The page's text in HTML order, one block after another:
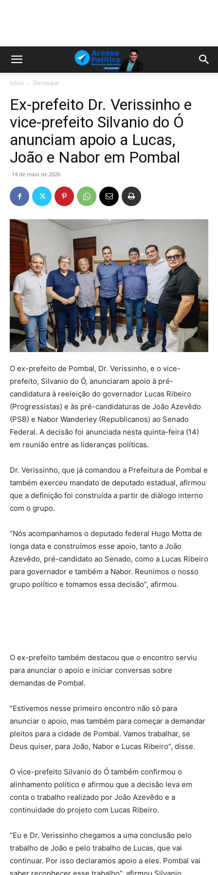
Início Destaque
Ex-prefeito Dr. Verissinho e
vice-prefeito Silvanio do Ó
anunciam apoio a Lucas,
João e Nabor em Pombal
14 de maio de 2026
O ex-prefeito de Pombal, Dr. Verissinho, e o vice-
prefeito, Silvanio do Ó, anunciaram apoio à pré-
candidatura à reeleição do governador Lucas Ribeiro
(Progressistas) e às pré-candidaturas de João Azevêdo
(PSB) e Nabor Wanderley (Republicanos) ao Senado
Federal. A decisão foi anunciada nesta quinta-feira (14)
em reunião entre as lideranças políticas.
Dr. Verissinho, que já comandou a Prefeitura de Pombal e
também exerceu mandato de deputado estadual, afirmou
que a definição foi construída a partir de diálogo interno
com o grupo.
“Nós acompanhamos o deputado federal Hugo Motta de
longa data e construímos esse apoio, tanto a João
Azevêdo, pré-candidato ao Senado, como a Lucas Ribeiro
para governador e também a Nabor. Reunimos o nosso
grupo político e tomamos essa decisão”, afirmou.
O ex-prefeito também destacou que o encontro serviu
para anunciar o apoio e iniciar conversas sobre
demandas de Pombal.
“Estivemos nesse primeiro encontro não só para
anunciar o apoio, mas também para começar a demandar
pleitos para a cidade de Pombal. Vamos trabalhar, se
Deus quiser, para João, Nabor e Lucas Ribeiro”, disse.
O vice-prefeito Silvanio do Ó também confirmou o
alinhamento político e afirmou que a decisão leva em
conta o trabalho realizado por João Azevêdo e a
continuidade do projeto com Lucas Ribeiro.
“Eu e Dr. Verissinho chegamos a uma conclusão pelo
trabalho de João e pelo trabalho de Lucas, que vai
continuar. Por isso declaramos apoio a eles. Pombal vai